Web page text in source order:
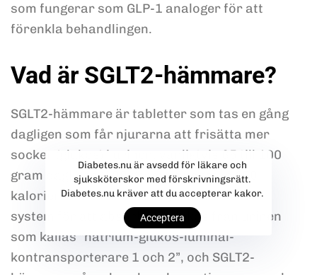
som fungerar som GLP-1 analoger för att
förenkla behandlingen.
Vad är SGLT2-hämmare?
SGLT2-hämmare är tabletter som tas en gång
dagligen som får njurarna att frisätta mer
socker (glukos) i urinen, vanligtvis 65 till 100
gram dagligen (100 gram är ungefär 400
kalorier, om du undrar). Njurarna har ett
system för att absorbera glukos från urinen
som kallas ”natrium-glukos-luminal-
kontransporterare 1 och 2”, och SGLT2-
Diabetes.nu är avsedd för läkare och
sjuksköterskor med förskrivningsrätt.
Diabetes.nu kräver att du accepterar kakor.
Acceptera